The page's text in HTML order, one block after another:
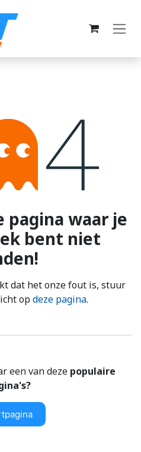
pagina waar je
bent niet
dat het onze fout is, stuur
opdeze pagina.
een van deze populaire